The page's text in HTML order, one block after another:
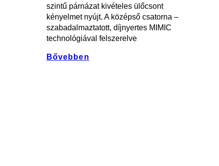
szintű párnázat kivételes ülőcsont
kényelmet nyújt. A középső csatorna –
szabadalmaztatott, díjnyertes MIMIC
technológiával felszerelve
Bővebben